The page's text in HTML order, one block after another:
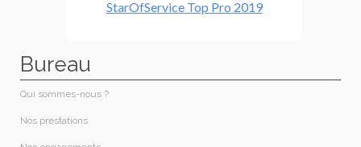
Bureau
Qui sommes-nous ?​
Nos prestations​